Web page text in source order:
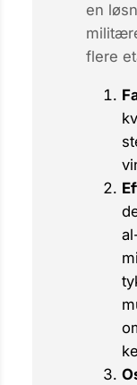
en
flere